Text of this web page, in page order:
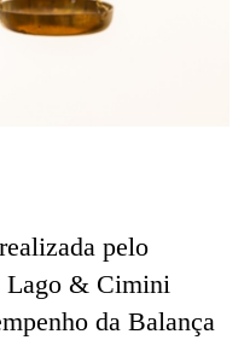
pelo
Lago & Cimini
da Balança